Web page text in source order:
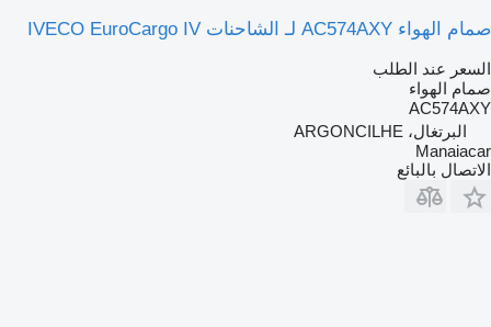
صمام الهواء AC574AXY لـ الشاحنات IVECO EuroCargo IV
السعر عند الطلب
صمام الهواء
AC574AXY
البرتغال، ARGONCILHE
Manaiacar
الاتصال بالبائع